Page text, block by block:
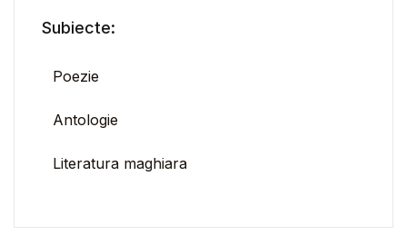
Subiecte:
Poezie
Antologie
Literatura maghiara